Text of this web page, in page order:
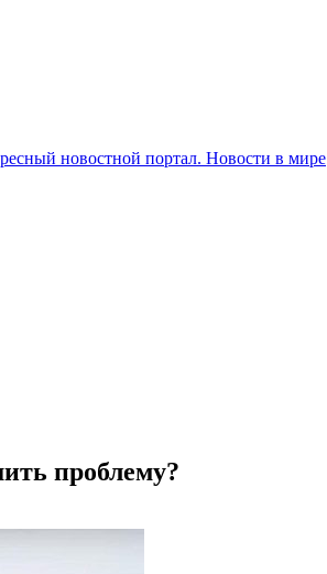
новостной портал. Новости в мире
проблему?